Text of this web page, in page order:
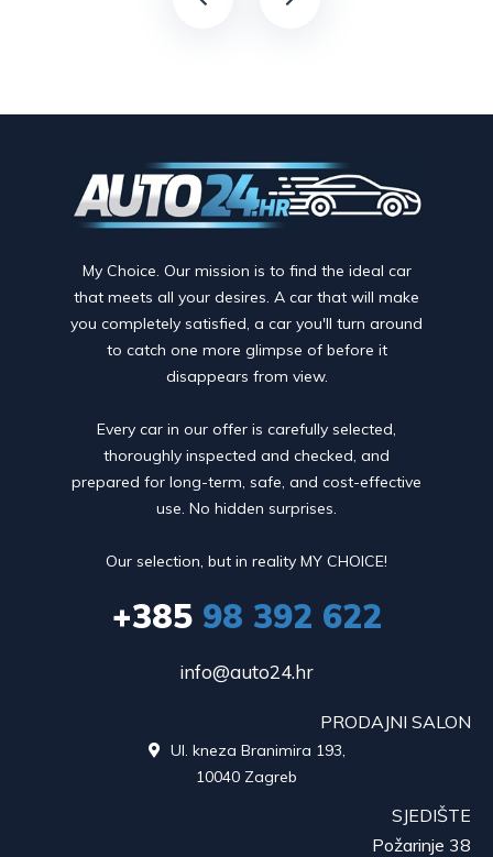
My Choice. Our mission is to find the ideal car
that meets all your desires. A car that will make
you completely satisfied, a car you'll turn around
to catch one more glimpse of before it
disappears from view.
Every car in our offer is carefully selected,
thoroughly inspected and checked, and
prepared for long-term, safe, and cost-effective
use. No hidden surprises.
Our selection, but in reality MY CHOICE!
+38598 392 622
info@auto24.hr
PRODAJNI SALON
Ul. kneza Branimira 193,
10040 Zagreb
SJEDIŠTE
Požarinje 38